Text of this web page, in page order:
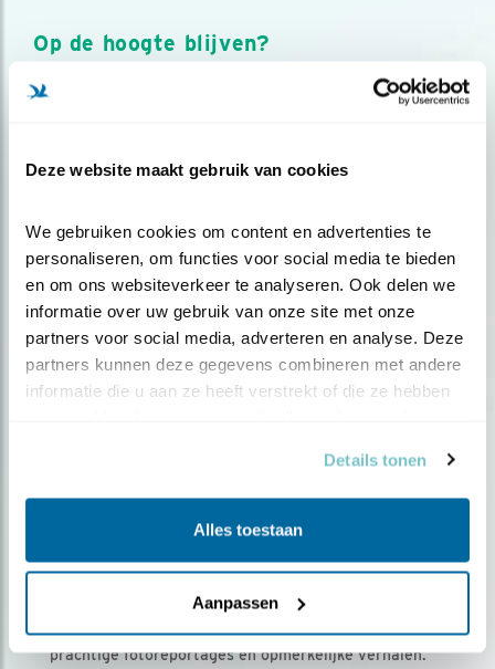
Deze website maakt gebruik van cookies
We gebruiken cookies om content en advertenties te
personaliseren, om functies voor social media te bieden
en om ons websiteverkeer te analyseren. Ook delen we
informatie over uw gebruik van onze site met onze
partners voor social media, adverteren en analyse. Deze
partners kunnen deze gegevens combineren met andere
informatie die u aan ze heeft verstrekt of die ze hebben
Details tonen
Alles toestaan
Aanpassen
Op de hoogte blijven?
Meld je aan en ontvang nieuws, inspiratie, acties en tips
over vogels en activiteiten van Vogelbescherming.
Ontvang 5 x Vogels voor € 36,00 per jaar
Vogels is het tijdschrift voor onze leden, met
prachtige fotoreportages en opmerkelijke verhalen.